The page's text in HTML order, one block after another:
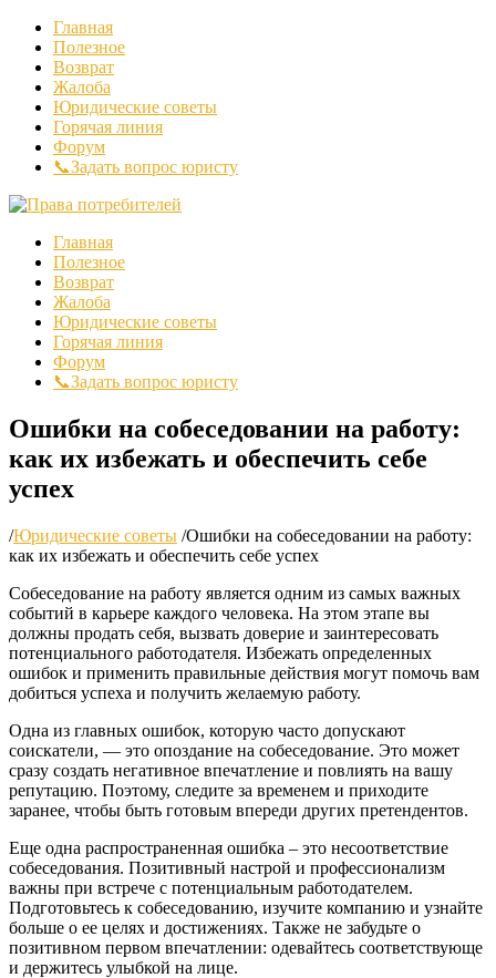
Главная
Полезное
Возврат
Жалоба
Юридические советы
Горячая линия
Форум
📞Задать вопрос юристу
Главная
Полезное
Возврат
Жалоба
Юридические советы
Горячая линия
Форум
📞Задать вопрос юристу
Ошибки на собеседовании на работу:
как их избежать и обеспечить себе
успех
/Юридические советы /Ошибки на собеседовании на работу:
как их избежать и обеспечить себе успех
Собеседование на работу является одним из самых важных
событий в карьере каждого человека. На этом этапе вы
должны продать себя, вызвать доверие и заинтересовать
потенциального работодателя. Избежать определенных
ошибок и применить правильные действия могут помочь вам
добиться успеха и получить желаемую работу.
Одна из главных ошибок, которую часто допускают
соискатели, — это опоздание на собеседование. Это может
сразу создать негативное впечатление и повлиять на вашу
репутацию. Поэтому, следите за временем и приходите
заранее, чтобы быть готовым впереди других претендентов.
Еще одна распространенная ошибка – это несоответствие
собеседования. Позитивный настрой и профессионализм
важны при встрече с потенциальным работодателем.
Подготовьтесь к собеседованию, изучите компанию и узнайте
больше о ее целях и достижениях. Также не забудьте о
позитивном первом впечатлении: одевайтесь соответствующе
и держитесь улыбкой на лице.